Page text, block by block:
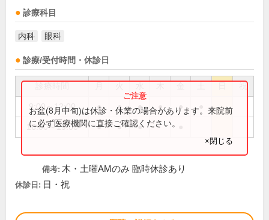
診療科目
内科 眼科
診療/受付時間・休診日
祝
9:00～12:00 ● ● ● ● ●
16:00～19:00 ● ● ●
お盆(8月中旬)は休診・休業の場合があります。来院前
に必ず医療機関に直接ご確認ください。
×閉じる
備考: 木・土曜AMのみ 臨時休診あり
休診日: 日・祝